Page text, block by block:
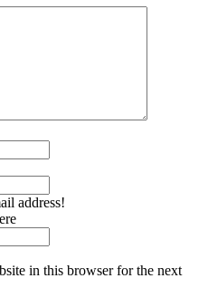
address!
in this browser for the next